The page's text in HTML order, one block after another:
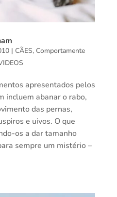
| CÃES, Comportamente
apresentados pelos
incluem abanar o rabo,
das pernas,
e uivos. O que
os a dar tamanho
sempre um mistério –